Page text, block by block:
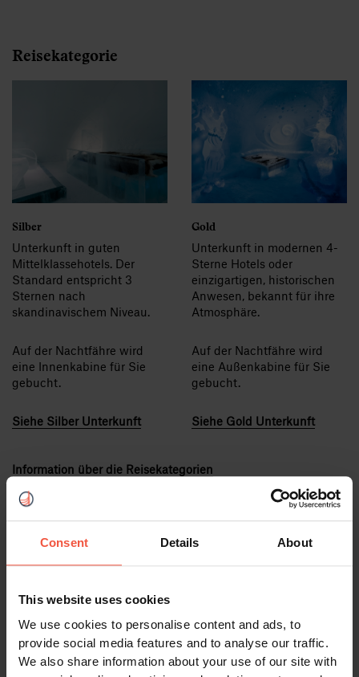
Consent Details About
This website uses cookies
We use cookies to personalise content and ads, to
provide social media features and to analyse our traffic.
We also share information about your use of our site with
Reisekategorie
Silber
Unterkunft in guten
Mittelklassehotels. Der
Standard entspricht 3
Sternen nach
skandinavischem Niveau.
Auf der Nachtfähre wird
eine Innenkabine für Sie
gebucht.
Siehe Silber Unterkunft
Gold
Unterkunft in modernen 4-
Sterne Hotels oder
einzigartigen, historischen
Anwesen, bekannt für ihre
Atmosphäre.
Auf der Nachtfähre wird
eine Außenkabine für Sie
gebucht.
Siehe Gold Unterkunft
Information über die Reisekategorien
Inbegriffene Leistungen:
privatem Bad mit Dusche/WC, inklusive
Frühstück.
1 Übernachtung in einem “Eiszimmer” im